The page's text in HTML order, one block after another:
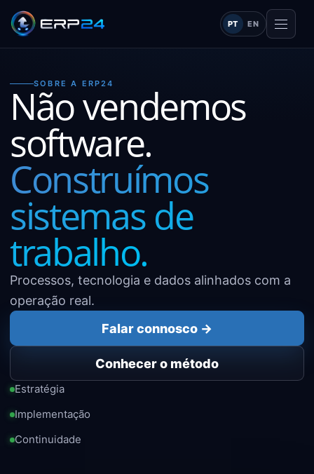
PT EN
SOBRE A ERP24
Não vendemos
software.
Construímos
sistemas de
trabalho.
Processos, tecnologia e dados alinhados com a
operação real.
Falar connosco →
Conhecer o método
Estratégia
Implementação
Continuidade